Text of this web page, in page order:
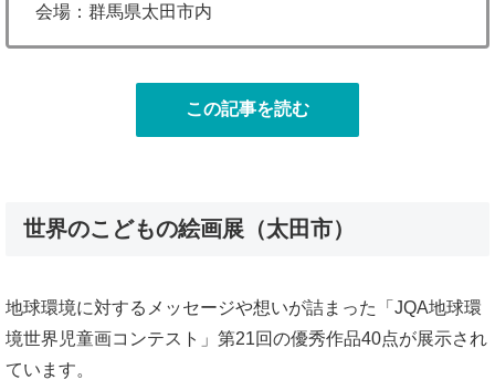
会場：群馬県太田市内
この記事を読む
世界のこどもの絵画展（太田市）
地球環境に対するメッセージや想いが詰まった「JQA地球環
境世界児童画コンテスト」第21回の優秀作品40点が展示され
ています。